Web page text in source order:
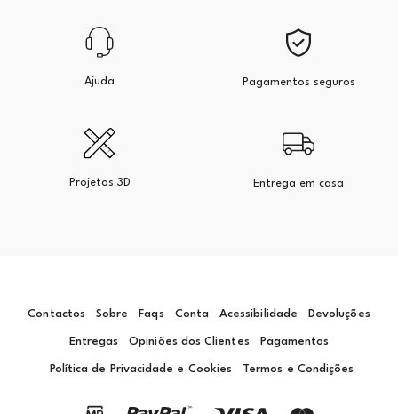
Ajuda Pagamentos seguros
Projetos 3D Entrega em casa
Contactos Sobre Faqs Conta Acessibilidade Devoluções
Entregas Opiniões dos Clientes Pagamentos
Política de Privacidade e Cookies Termos e Condições